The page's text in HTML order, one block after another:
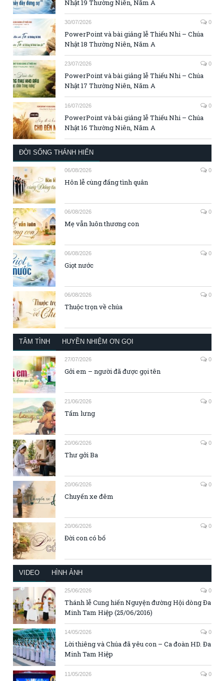
Nhật 19 Thường Niên, Năm A
30/07/2026 0
PowerPoint và bài giảng lễ Thiếu Nhi – Chúa
Nhật 18 Thường Niên, Năm A
23/07/2026 0
PowerPoint và bài giảng lễ Thiếu Nhi – Chúa
Nhật 17 Thường Niên, Năm A
16/07/2026 0
PowerPoint và bài giảng lễ Thiếu Nhi – Chúa
Nhật 16 Thường Niên, Năm A
ĐỜI SỐNG THÁNH HIẾN
06/08/2026 0
Hôn lễ cùng đấng tình quân
06/08/2026 0
Mẹ vẫn luôn thương con
06/08/2026 0
Giọt nước
06/08/2026 0
Thuộc trọn về chúa
TÂM TÌNH HUYỀN NHIỆM ƠN GỌI
27/07/2026 0
Gởi em – người đã được gọi tên
21/06/2026 0
Tấm lưng
20/06/2026 0
Thư gởi Ba
20/06/2026 0
Chuyến xe đêm
20/06/2026 0
Đời con có bố
VIDEO HÌNH ẢNH
25/06/2026 0
Thánh lễ Cung hiến Nguyện đường Hội dòng Đa
Minh Tam Hiệp (25/06/2016)
14/05/2026 0
Lời thiêng và Chúa đã yêu con – Ca đoàn HD. Đa
Minh Tam Hiệp
11/05/2026 0